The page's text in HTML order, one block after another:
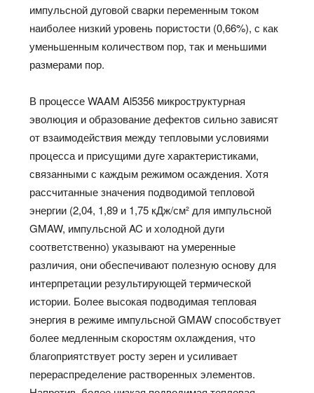
импульсной дуговой сварки переменным током
наиболее низкий уровень пористости (0,66%), с как
уменьшенным количеством пор, так и меньшими
размерами пор.
В процессе WAAM Al5356 микроструктурная
эволюция и образование дефектов сильно зависят
от взаимодействия между тепловыми условиями
процесса и присущими дуге характеристиками,
связанными с каждым режимом осаждения. Хотя
рассчитанные значения подводимой тепловой
энергии (2,04, 1,89 и 1,75 кДж/см² для импульсной
GMAW, импульсной AC и холодной дуги
соответственно) указывают на умеренные
различия, они обеспечивают полезную основу для
интерпретации результирующей термической
истории. Более высокая подводимая тепловая
энергия в режиме импульсной GMAW способствует
более медленным скоростям охлаждения, что
благоприятствует росту зерен и усиливает
перераспределение растворенных элементов.